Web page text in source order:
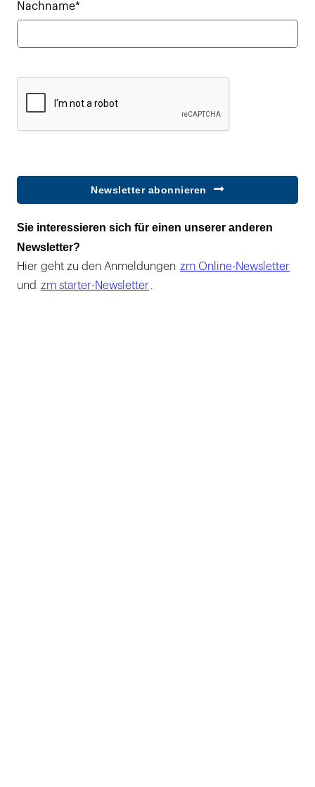
Nachname*
Newsletter abonnieren
Sie interessieren sich für einen unserer anderen
Newsletter?
Hier geht zu den Anmeldungen zm Online-Newsletter
und zm starter-Newsletter .